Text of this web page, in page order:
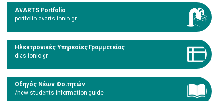
AVARTS Portfolio
portfolio.avarts.ionio.gr
Ηλεκτρονικές Υπηρεσίες Γραμματείας
dias.ionio.gr
Οδηγός Νέων Φοιτητών
/new-students-information-guide